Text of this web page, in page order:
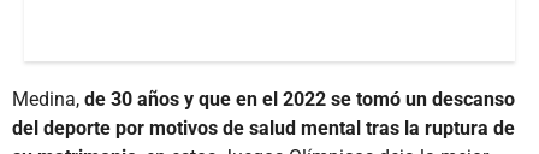
Medina, de 30 años y que en el 2022 se tomó un descanso
del deporte por motivos de salud mental tras la ruptura de